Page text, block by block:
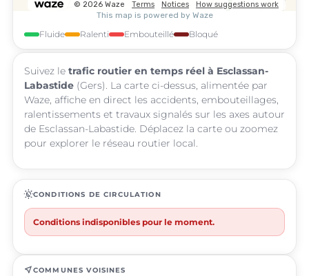
Fluide Ralenti Embouteillé Bloqué
Suivez le trafic routier en temps réel à Esclassan-
Labastide (Gers). La carte ci-dessus, alimentée par
Waze, affiche en direct les accidents, embouteillages,
ralentissements et travaux signalés sur les axes autour
de Esclassan-Labastide. Déplacez la carte ou zoomez
pour explorer le réseau routier local.
routineCONDITIONS DE CIRCULATION
Conditions indisponibles pour le moment.
near_meCOMMUNES VOISINES